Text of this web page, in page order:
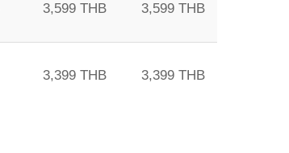
3,599 THB 3,599 THB
3,399 THB 3,399 THB